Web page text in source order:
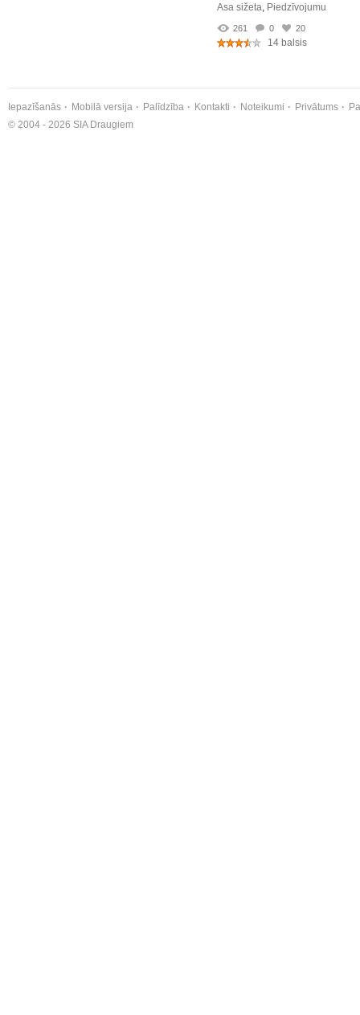
Asa sižeta, Piedzīvojumu
261 0 20
14 balsis
Iepazīšanās Mobilā versija Palīdzība Kontakti Noteikumi Privātums
© 2004 - 2026 SIA Draugiem